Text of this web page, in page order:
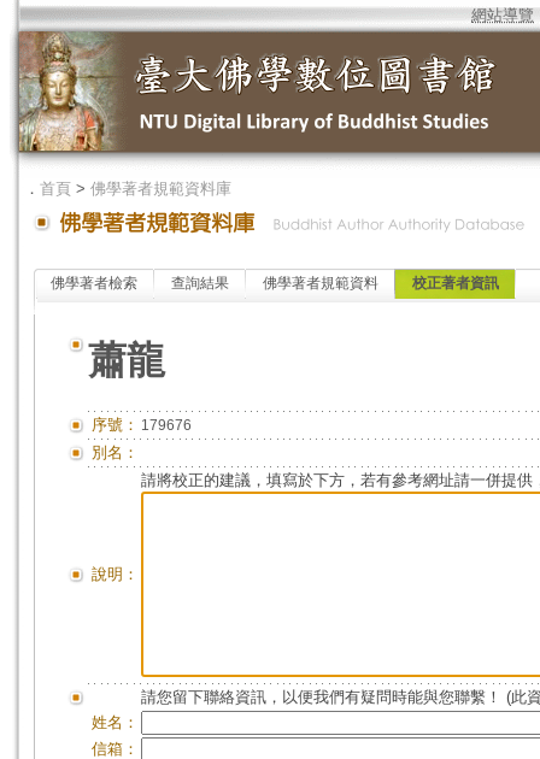
網站導覽
． 首頁 > 佛學著者規範資料庫
佛學著者檢索 查詢結果 佛學著者規範資料 校正著者資訊
蕭龍
序號： 179676
別名：
說明：
請將校正的建議，填寫於下方，若有參考網址請一併提供
請您留下聯絡資訊，以便我們有疑問時能與您聯繫！ (此
姓名：
信箱：